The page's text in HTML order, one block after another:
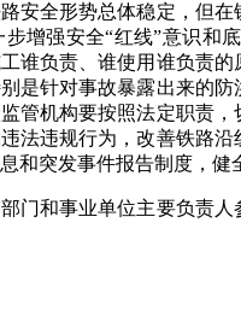
全形势总体稳定，但在
增强安全“红线”意识和
谁负责、谁使用谁负责
是针对事故暴露出来的
管机构要按照法定职责
法违规行为，改善铁路
和突发事件报告制度，
和事业单位主要负责人